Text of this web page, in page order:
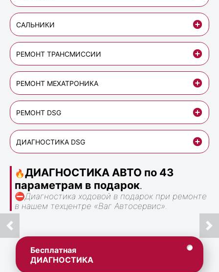
САЛЬНИКИ
РЕМОНТ ТРАНСМИССИИ
РЕМОНТ МЕХАТРОНИКА
РЕМОНТ DSG
ДИАГНОСТИКА DSG
🔥ДИАГНОСТИКА АВТО по 43
параметрам в подарок.
⛔Диагностика ходовой в подарок при ремонте
в нашем техцентре «Ваг Автосервис».
Бесплатная
ДИАГНОСТИКА